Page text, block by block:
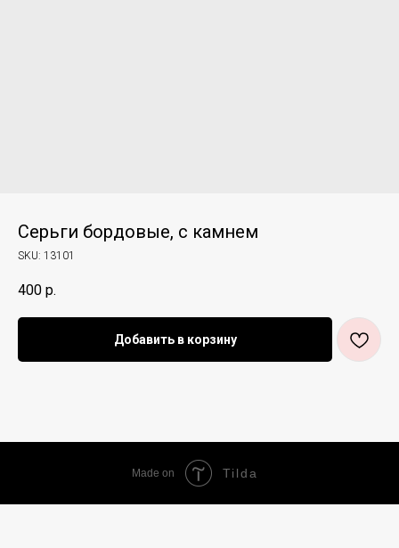
Серьги бордовые, с камнем
SKU: 13101
400 р.
Добавить в корзину
Made on Tilda